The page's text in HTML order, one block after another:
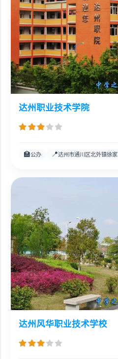
达州职业技术学院
🏫公办 📍达州市通川区北外镇徐家
达州风华职业技术学校